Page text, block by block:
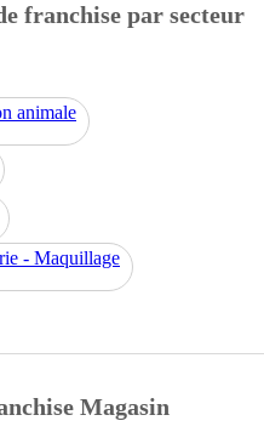
franchise par secteur
animale
- Maquillage
Magasin